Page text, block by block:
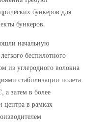
бункеров для
бункеров.
начальную
беспилотного
из углеродного волокна
стабилизации полета
а затем в более
центра в рамках